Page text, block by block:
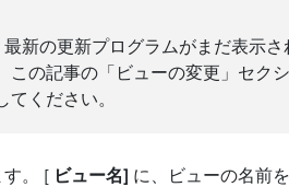
新の更新プログラムがまだ表示さ
の記事の「ビューの変更」セク
てください。
。 [ ビュー名] に、ビューの名前